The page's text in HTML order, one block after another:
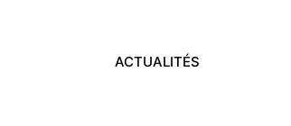
ACTUALITÉS